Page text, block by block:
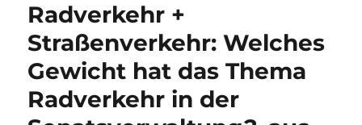
Radverkehr +
Straßenverkehr: Welches
Gewicht hat das Thema
Radverkehr in der